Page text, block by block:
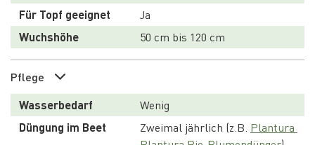
Für Topf geeignet
Ja
Wuchshöhe
50 cm bis 120 cm
Pflege
Wasserbedarf
Wenig
Düngung im Beet
Zweimal jährlich (z.B. Plantura